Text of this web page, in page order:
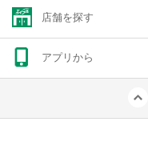
店舗を探す
アプリから